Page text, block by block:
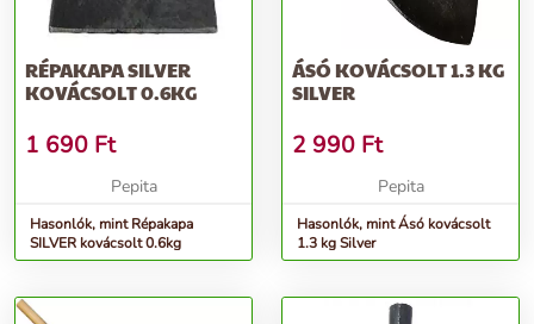
RÉPAKAPA SILVER
KOVÁCSOLT 0.6KG
1 690 Ft
Pepita
Hasonlók, mint Répakapa
SILVER kovácsolt 0.6kg
ÁSÓ KOVÁCSOLT 1.3 KG
SILVER
2 990 Ft
Pepita
Hasonlók, mint Ásó kovácsolt
1.3 kg Silver